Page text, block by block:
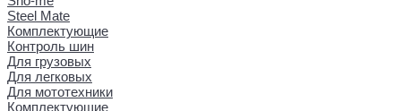
Steel Mate
Комплектующие
Контроль шин
Для грузовых
Для легковых
Для мототехники
Комплектующие